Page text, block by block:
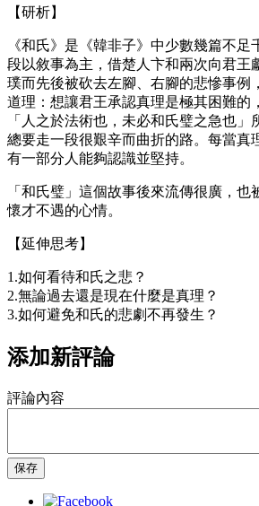
【研析】
《和氏》是《韓非子》中少數幾篇不足
段以敘事為主，借楚人卞和兩次向君王
璞而先後被砍去左腳、右腳的悲慘事例
道理：想讓君王承認真理是極其困難的
「人之於法術也，未必和氏璧之急也」
總要走一段很艱辛而曲折的路。每當真
有一部分人能夠認識並堅持。
「和氏璧」這個故事後來流傳很廣，
懷才不遇的心情。
【延伸思考】
1.如何看待和氏之悲？
2.無論過去還是現在什麼是真理？
3.如何避免和氏的悲劇不再發生？
添加新評論
評論內容
保存